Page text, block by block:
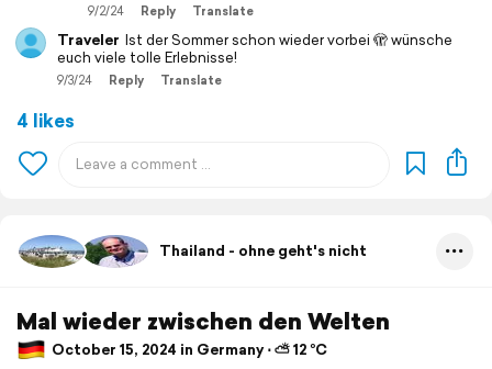
9/2/24 Reply Translate
Traveler Ist der Sommer schon wieder vorbei 🫣 wünsche
euch viele tolle Erlebnisse!
9/3/24 Reply Translate
4 likes
Thailand - ohne geht's nicht
Mal wieder zwischen den Welten
October 15, 2024 in Germany ⋅ ⛅ 12 °C